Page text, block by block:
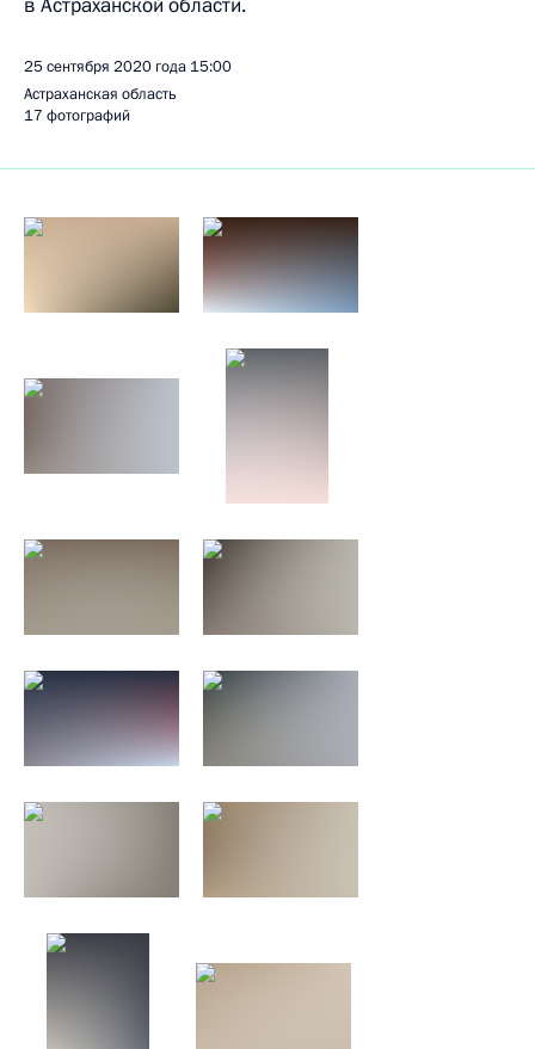
25 сентября 2020 года 15:00
Астраханская область
17 фотографий